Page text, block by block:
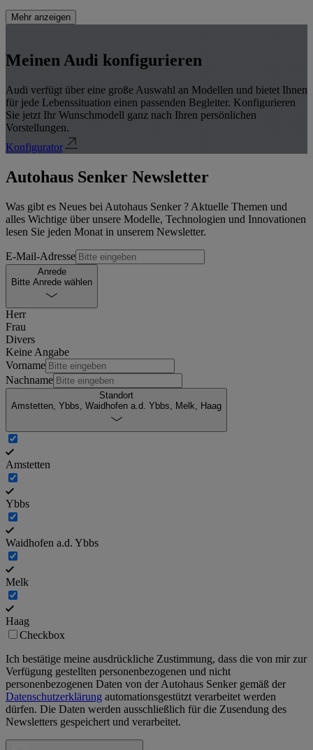
Mehr anzeigen
Meinen Audi konfigurieren
Audi verfügt über eine große Auswahl an Modellen und bietet Ihnen
für jede Lebenssituation einen passenden Begleiter. Konfigurieren
Sie jetzt Ihr Wunschmodell ganz nach Ihren persönlichen
Vorstellungen.
Konfigurator
Autohaus Senker Newsletter
Was gibt es Neues bei Autohaus Senker ? Aktuelle Themen und
alles Wichtige über unsere Modelle, Technologien und Innovationen
lesen Sie jeden Monat in unserem Newsletter.
E-Mail-Adresse
Anrede
Bitte Anrede wählen
Herr
Frau
Divers
Keine Angabe
Vorname
Nachname
Standort
Amstetten, Ybbs, Waidhofen a.d. Ybbs, Melk, Haag
Amstetten
Ybbs
Waidhofen a.d. Ybbs
Melk
Haag
Checkbox
Ich bestätige meine ausdrückliche Zustimmung, dass die von mir zur
Verfügung gestellten personenbezogenen und nicht
personenbezogenen Daten von derAutohaus Senker gemäß der
Datenschutzerklärung automationsgestützt verarbeitet werden
dürfen. Die Daten werden ausschließlich für die Zusendung des
Newsletters gespeichert und verarbeitet.